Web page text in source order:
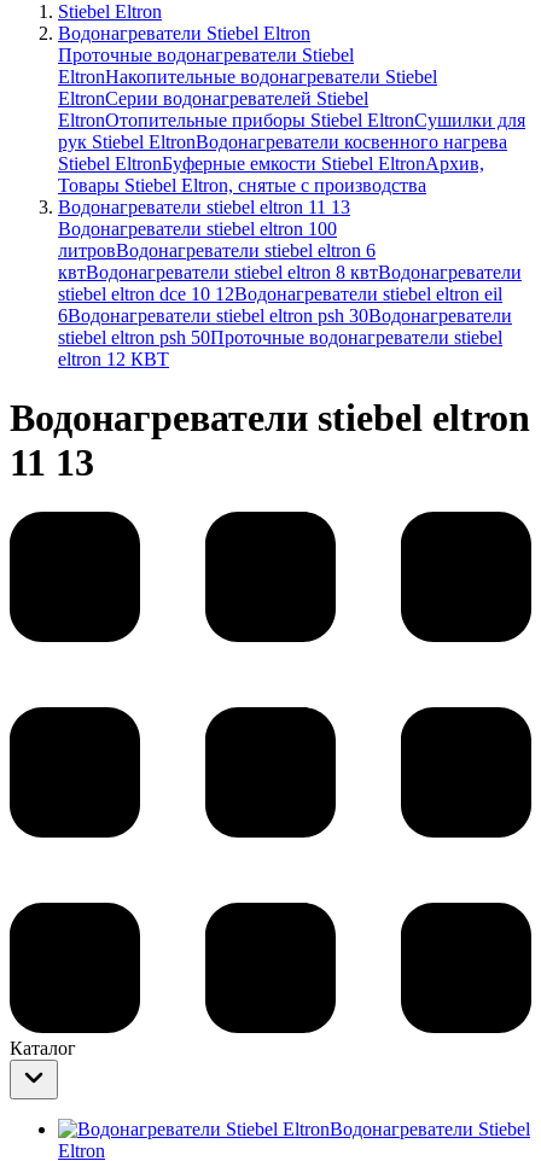
Stiebel Eltron
Водонагреватели Stiebel Eltron
Проточные водонагреватели Stiebel
EltronНакопительные водонагреватели Stiebel
EltronСерии водонагревателей Stiebel
EltronОтопительные приборы Stiebel EltronСушилки для
рук Stiebel EltronВодонагреватели косвенного нагрева
Stiebel EltronБуферные емкости Stiebel EltronАрхив,
Товары Stiebel Eltron, снятые с производства
Водонагреватели stiebel eltron 11 13
Водонагреватели stiebel eltron 100
литровВодонагреватели stiebel eltron 6
квтВодонагреватели stiebel eltron 8 квтВодонагреватели
stiebel eltron dce 10 12Водонагреватели stiebel eltron eil
6Водонагреватели stiebel eltron psh 30Водонагреватели
stiebel eltron psh 50Проточные водонагреватели stiebel
eltron 12 КВТ
Водонагреватели stiebel eltron
11 13
Каталог
Водонагреватели Stiebel
Eltron